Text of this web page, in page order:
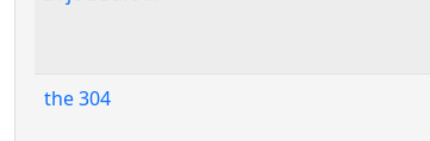
the 304